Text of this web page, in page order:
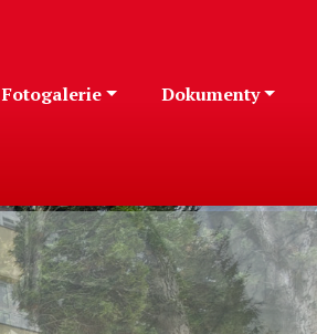
Fotogalerie Dokumenty